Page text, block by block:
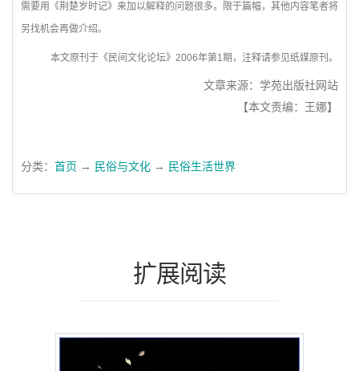
需要用《荆楚岁时记》来加以解释的问题很多。限于篇幅，其他内容笔者将
另找机会再做介绍。
本文原刊于《民间文化论坛》2006年第1期，注释请参见纸媒原刊。
文章来源：学苑出版社网站
【本文责编：王娜】
分类： 首页 → 民俗与文化 → 民俗生活世界
扩展阅读